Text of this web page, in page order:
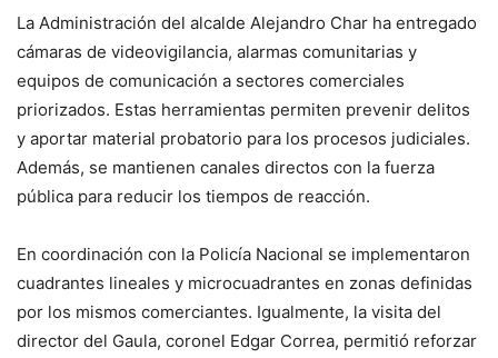
La Administración del alcalde Alejandro Char ha entregado
cámaras de videovigilancia, alarmas comunitarias y
equipos de comunicación a sectores comerciales
priorizados. Estas herramientas permiten prevenir delitos
y aportar material probatorio para los procesos judiciales.
Además, se mantienen canales directos con la fuerza
pública para reducir los tiempos de reacción.
En coordinación con la Policía Nacional se implementaron
cuadrantes lineales y microcuadrantes en zonas definidas
por los mismos comerciantes. Igualmente, la visita del
director del Gaula, coronel Edgar Correa, permitió reforzar